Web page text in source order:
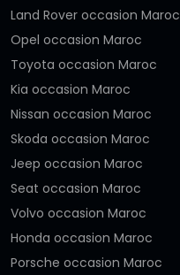
Land Rover occasion Maroc
Opel occasion Maroc
Toyota occasion Maroc
Kia occasion Maroc
Nissan occasion Maroc
Skoda occasion Maroc
Jeep occasion Maroc
Seat occasion Maroc
Volvo occasion Maroc
Honda occasion Maroc
Porsche occasion Maroc